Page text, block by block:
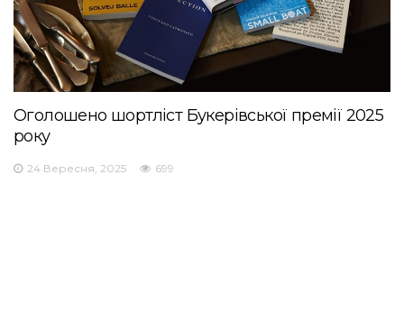
Оголошено шортліст Букерівської премії 2025
року
24 Вересня, 2025 699